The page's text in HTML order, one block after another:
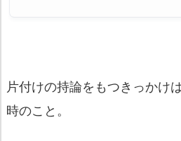
片付けの持論をもつきっかけ
時のこと。